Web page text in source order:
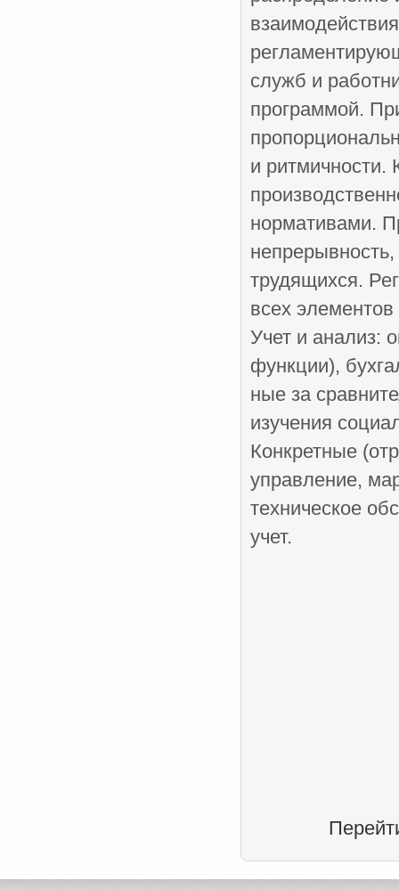
служб и
программой.
и ритмичности.
норма­тивами.
непрерывность,
трудящихся.
всех
Учет и анализ:
функции),
ные за
изучения
Конкретные
управление,
техническое
учет.